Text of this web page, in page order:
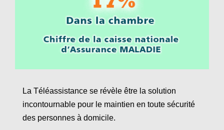
La Téléassistance se révèle être la solution
incontournable pour le maintien en toute sécurité
des personnes à domicile.